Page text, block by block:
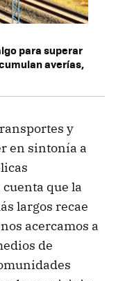
para superar
averías,
y
en sintonía a
que la
largos recae
acercamos a
de